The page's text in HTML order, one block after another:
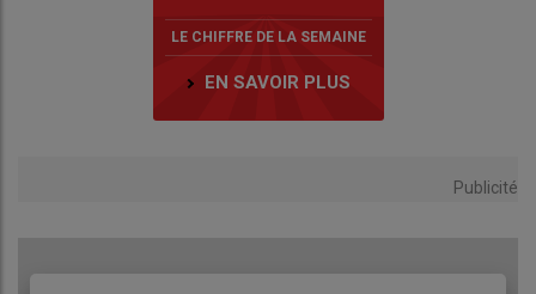
LE CHIFFRE DE LA SEMAINE
EN SAVOIR PLUS
Publicité